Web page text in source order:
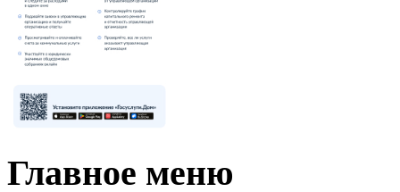
Главное меню